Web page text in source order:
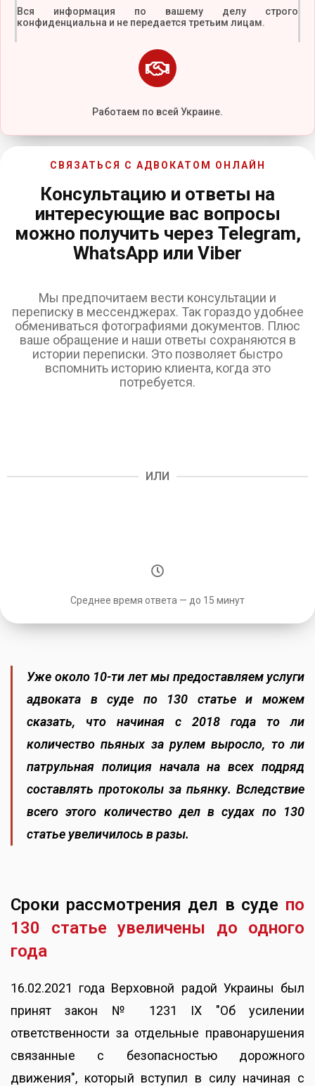
Вся информация по вашему делу строго
конфиденциальна и не передается третьим лицам.
Работаем по всей Украине.
СВЯЗАТЬСЯ С АДВОКАТОМ ОНЛАЙН
Консультацию и ответы на
интересующие вас вопросы
можно получить через Telegram,
WhatsApp или Viber
Мы предпочитаем вести консультации и
переписку в мессенджерах. Так гораздо удобнее
обмениваться фотографиями документов. Плюс
ваше обращение и наши ответы сохраняются в
истории переписки. Это позволяет быстро
вспомнить историю клиента, когда это
потребуется.
ИЛИ
Среднее время ответа — до 15 минут
Уже около 10-ти лет мы предоставляем услуги
адвоката в суде по 130 статье и можем
сказать, что начиная с 2018 года то ли
количество пьяных за рулем выросло, то ли
патрульная полиция начала на всех подряд
составлять протоколы за пьянку. Вследствие
всего этого количество дел в судах по 130
статье увеличилось в разы.
Сроки рассмотрения дел в суде по
130 статье увеличены до одного
года
16.02.2021 года Верховной радой Украины был
принят закон № 1231 IX "Об усилении
ответственности за отдельные правонарушения
связанные с безопасностью дорожного
движения", который вступил в силу начиная с